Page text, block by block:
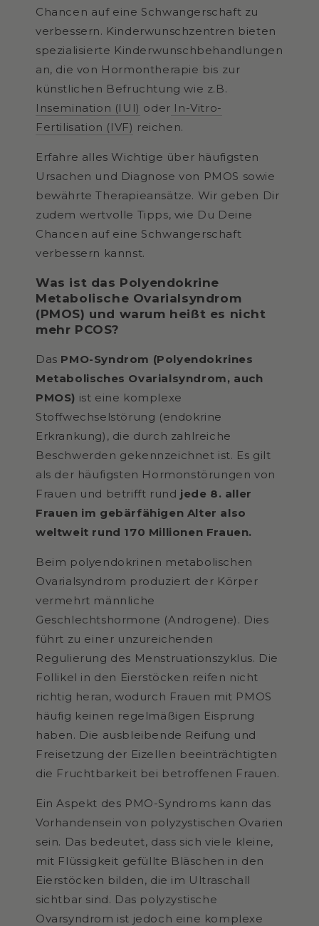
Chancen auf eine Schwangerschaft zu
verbessern. Kinderwunschzentren bieten
spezialisierte Kinderwunschbehandlungen
an, die von Hormontherapie bis zur
künstlichen Befruchtung wie z.B.
Insemination (IUI) oder In-Vitro-
Fertilisation (IVF) reichen.
Erfahre alles Wichtige über häufigsten
Ursachen und Diagnose von PMOS sowie
bewährte Therapieansätze. Wir geben Dir
zudem wertvolle Tipps, wie Du Deine
Chancen auf eine Schwangerschaft
verbessern kannst.
Was ist das Polyendokrine
Metabolische Ovarialsyndrom
(PMOS) und warum heißt es nicht
mehr PCOS?
Das PMO-Syndrom (Polyendokrines
Metabolisches Ovarialsyndrom, auch
PMOS) ist eine komplexe
Stoffwechselstörung (endokrine
Erkrankung), die durch zahlreiche
Beschwerden gekennzeichnet ist. Es gilt
als der häufigsten Hormonstörungen von
Frauen und betrifft rund jede 8. aller
Frauen im gebärfähigen Alter also
weltweit rund 170 Millionen Frauen.
Beim polyendokrinen metabolischen
Ovarialsyndrom produziert der Körper
vermehrt männliche
Geschlechtshormone (Androgene). Dies
führt zu einer unzureichenden
Regulierung des Menstruationszyklus. Die
Follikel in den Eierstöcken reifen nicht
richtig heran, wodurch Frauen mit PMOS
häufig keinen regelmäßigen Eisprung
haben. Die ausbleibende Reifung und
Freisetzung der Eizellen beeinträchtigten
die Fruchtbarkeit bei betroffenen Frauen.
Ein Aspekt des PMO-Syndroms kann das
Vorhandensein von polyzystischen Ovarien
sein. Das bedeutet, dass sich viele kleine,
mit Flüssigkeit gefüllte Bläschen in den
Eierstöcken bilden, die im Ultraschall
sichtbar sind. Das polyzystische
Ovarsyndrom ist jedoch eine komplexe